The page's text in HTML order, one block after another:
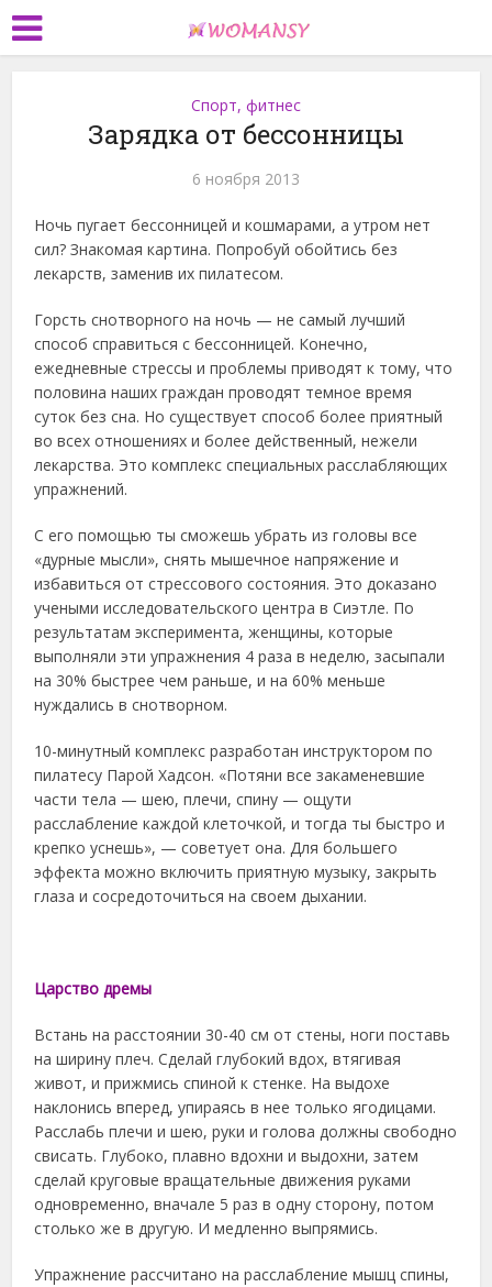
Спорт, фитнес
Зарядка от бессонницы
6 ноября 2013
Ночь пугает бессонницей и кошмарами, а утром нет
сил? Знакомая картина. Попробуй обойтись без
лекарств, заменив их пилатесом.
Горсть снотворного на ночь — не самый лучший
способ справиться с бессонницей. Конечно,
ежедневные стрессы и проблемы приводят к тому, что
половина наших граждан проводят темное время
суток без сна. Но существует способ более приятный
во всех отношениях и более действенный, нежели
лекарства. Это комплекс специальных расслабляющих
упражнений.
С его помощью ты сможешь убрать из головы все
«дурные мысли», снять мышечное напряжение и
избавиться от стрессового состояния. Это доказано
учеными исследовательского центра в Сиэтле. По
результатам эксперимента, женщины, которые
выполняли эти упражнения 4 раза в неделю, засыпали
на 30% быстрее чем раньше, и на 60% меньше
нуждались в снотворном.
10-минутный комплекс разработан инструктором по
пилатесу Парой Хадсон. «Потяни все закаменевшие
части тела — шею, плечи, спину — ощути
расслабление каждой клеточкой, и тогда ты быстро и
крепко уснешь», — советует она. Для большего
эффекта можно включить приятную музыку, закрыть
глаза и сосредоточиться на своем дыхании.
Царство дремы
Встань на расстоянии 30-40 см от стены, ноги поставь
на ширину плеч. Сделай глубокий вдох, втягивая
живот, и прижмись спиной к стенке. На выдохе
наклонись вперед, упираясь в нее только ягодицами.
Расслабь плечи и шею, руки и голова должны свободно
свисать. Глубоко, плавно вдохни и выдохни, затем
сделай круговые вращательные движения руками
одновременно, вначале 5 раз в одну сторону, потом
столько же в другую. И медленно выпрямись.
Упражнение рассчитано на расслабление мышц спины,